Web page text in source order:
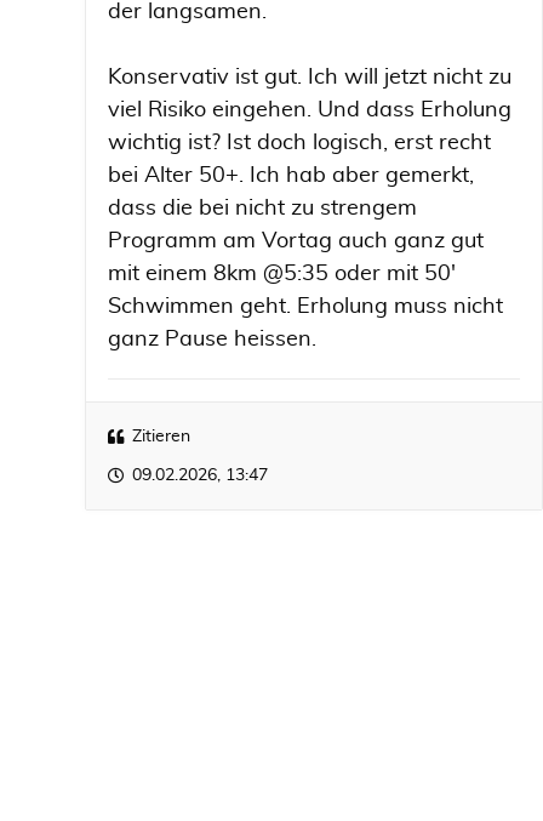
der langsamen.
Konservativ ist gut. Ich will jetzt nicht zu
viel Risiko eingehen. Und dass Erholung
wichtig ist? Ist doch logisch, erst recht
bei Alter 50+. Ich hab aber gemerkt,
dass die bei nicht zu strengem
Programm am Vortag auch ganz gut
mit einem 8km @5:35 oder mit 50'
Schwimmen geht. Erholung muss nicht
ganz Pause heissen.
Zitieren
09.02.2026, 13:47